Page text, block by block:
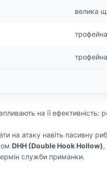
велика
на її ефективність:
на атаку навіть пасивну
DHH (Double Hook Hollow),
служби приманки.